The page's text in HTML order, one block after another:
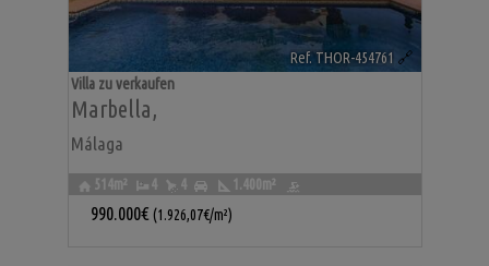
Ref. THOR-454761 🔗
Marbella,
Málaga
Villa zu verkaufen
514m² 4 4 1.400m²
990.000€ (1.926,07€/m²)